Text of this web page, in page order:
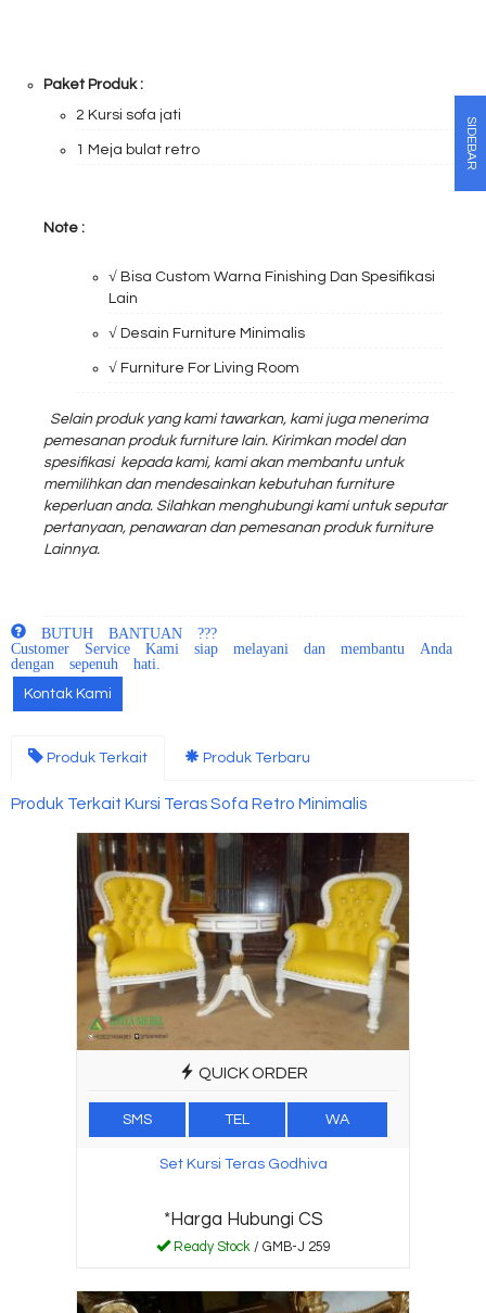
Paket Produk :
2 Kursi sofa jati
1 Meja bulat retro
Note :
√ Bisa Custom Warna Finishing Dan Spesifikasi
Lain
√ Desain Furniture Minimalis
√ Furniture For Living Room
Selain produk yang kami tawarkan, kami juga menerima
pemesanan produk furniture lain. Kirimkan model dan
spesifikasi kepada kami, kami akan membantu untuk
memilihkan dan mendesainkan kebutuhan furniture
keperluan anda. Silahkan menghubungi kami untuk seputar
pertanyaan, penawaran dan pemesanan produk furniture
Lainnya.
BUTUH BANTUAN ???
Customer Service Kami siap melayani dan membantu Anda
dengan sepenuh hati.
Kontak Kami
Produk Terkait Produk Terbaru
Produk Terkait Kursi Teras Sofa Retro Minimalis
QUICK ORDER
SMS TEL WA
Set Kursi Teras Godhiva
*Harga Hubungi CS
Ready Stock/ GMB-J 259
SIDEBAR